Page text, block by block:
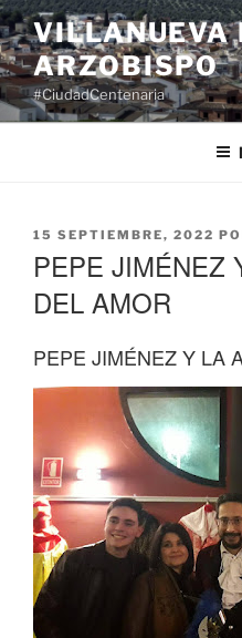
Saltar
al
contenido
VILLANUEVA
ARZOBISPO
#CiudadCentenaria
PUBLICADO
15 SEPTIEMBRE, 2022
PEPE JIMÉNEZ
DEL AMOR
PEPE JIMÉNEZ Y LA